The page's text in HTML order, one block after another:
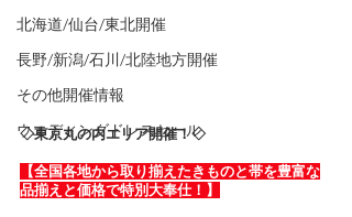
北海道/仙台/東北開催
長野/新潟/石川/北陸地方開催
その他開催情報
ウエディングドレスセール
◇東京丸の内エリア開催！◇
【全国各地から取り揃えたきものと帯を豊富な
品揃えと価格で特別大奉仕！】